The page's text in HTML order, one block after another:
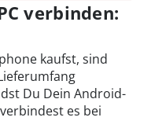
verbinden:
kaufst, sind
Du Dein Android-
es bei